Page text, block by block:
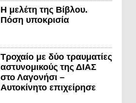
Η μελέτη της Βίβλου.
Πόση υποκρισία
Τροχαίο με δύο τραυματίες
αστυνομικούς της ΔΙΑΣ
στο Λαγονήσι –
Αυτοκίνητο επιχείρησε